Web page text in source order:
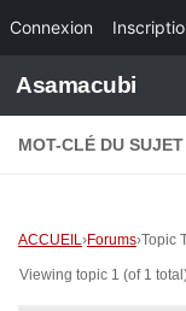
Connexion
Skip to content
Asamacubi
MOT-CLÉ DU
ACCUEIL›Forums›Topic
Viewing topic 1 (of 1